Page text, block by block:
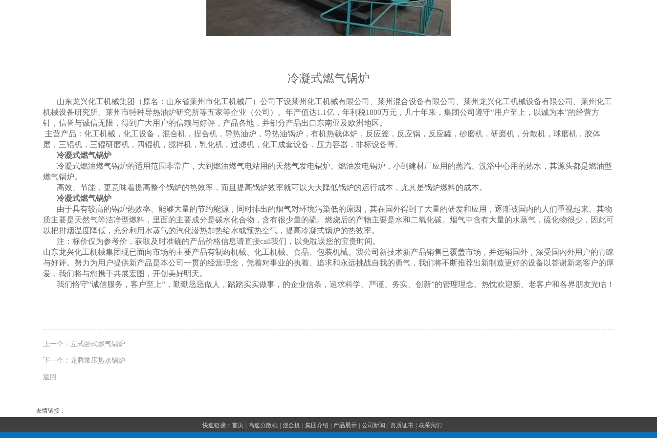
冷凝式燃气锅炉
山东龙兴化工机械集团（原名：山东省莱州市化工机械厂）公司下设莱州化工机械有限公司、莱州混合设备有限公司、莱州龙兴化工机械设备有限公司、莱州化工
机械设备研究所、莱州市特种导热油炉研究所等五家等企业（公司）。年产值达1.1亿，年利税1800万元，几十年来，集团公司遵守“用户至上，以诚为本”的经营方
针，信誉与诚信无限，得到广大用户的信赖与好评，产品各地，并部分产品出口东南亚及欧洲地区。
主营产品： 化工机械，化工设备，混合机，捏合机，导热油炉，导热油锅炉，有机热载体炉，反应釜，反应锅，反应罐，砂磨机，研磨机，分散机，球磨机，胶体
磨，三辊机，三辊研磨机，四辊机，搅拌机，乳化机，过滤机，化工成套设备，压力容器，非标设备等。
冷凝式燃气锅炉
冷凝式燃油燃气锅炉的适用范围非常广，大到燃油燃气电站用的天然气发电锅炉、燃油发电锅炉，小到建材厂应用的蒸汽、洗浴中心用的热水，其源头都是燃油型
燃气锅炉。
高效、节能，更意味着提高整个锅炉的热效率，而且提高锅炉效率就可以大大降低锅炉的运行成本，尤其是锅炉燃料的成本。
冷凝式燃气锅炉
由于具有较高的锅炉热效率、能够大量的节约能源，同时排出的烟气对环境污染低的原因，其在国外得到了大量的研发和应用，逐渐被国内的人们重视起来。其物
质主要是天然气等洁净型燃料，里面的主要成分是碳水化合物，含有很少量的硫。燃烧后的产物主要是水和二氧化碳。烟气中含有大量的水蒸气，硫化物很少，因此可
以把排烟温度降低，充分利用水蒸气的汽化潜热加热给水或预热空气，提高冷凝式锅炉的热效率。
注：标价仅为参考价，获取及时准确的产品价格信息请直接call我们，以免耽误您的宝贵时间。
山东龙兴化工机械集团现已面向市场的主要产品有制药机械、化工机械、食品、包装机械。我公司新技术新产品销售已覆盖市场，并远销国外，深受国内外用户的青睐
与好评。努力为用户提供新产品是本公司一贯的经营理念，凭着对事业的执着、追求和永远挑战自我的勇气，我们将不断推荐出新制造更好的设备以答谢新老客户的厚
爱，我们将与您携手共展宏图，开创美好明天。
我们恪守“诚信服务，客户至上”，勤勤恳恳做人，踏踏实实做事，的企业信条，追求科学、严谨、务实、创新”的管理理念。热忱欢迎新、老客户和各界朋友光临！
上一个： 立式卧式燃气锅炉
下一个： 龙腾常压热水锅炉
返回
友情链接：
快速链接： 首页 高速分散机 混合机 集团介绍 产品展示 公司新闻 资质证书 联系我们